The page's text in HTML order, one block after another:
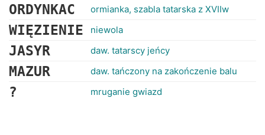
ORDYNKAC ormianka, szabla tatarska z XVIIw
WIĘZIENIE niewola
JASYR daw. tatarscy jeńcy
MAZUR daw. tańczony na zakończenie balu
? mruganie gwiazd